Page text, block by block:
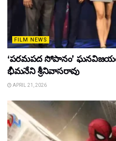
FILM NEWS
‘పరమపద సోపానం’ ఘనవిజయం
భీమనేని శ్రీనివాసరావు
APRIL 21, 2026